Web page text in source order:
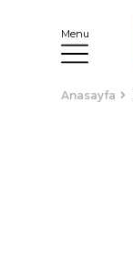
Menu
Anasayfa